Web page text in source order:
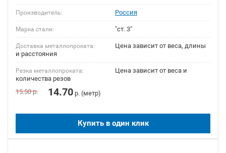
Производитель: Россия
Марка стали: "ст. 3"
Доставка металлопроката:
Цена зависит от веса, длины
и расстояния
Резка металлопроката:
Цена зависит от веса и
количества резов
15.50р. 14.70 р. (метр)
Купить в один клик